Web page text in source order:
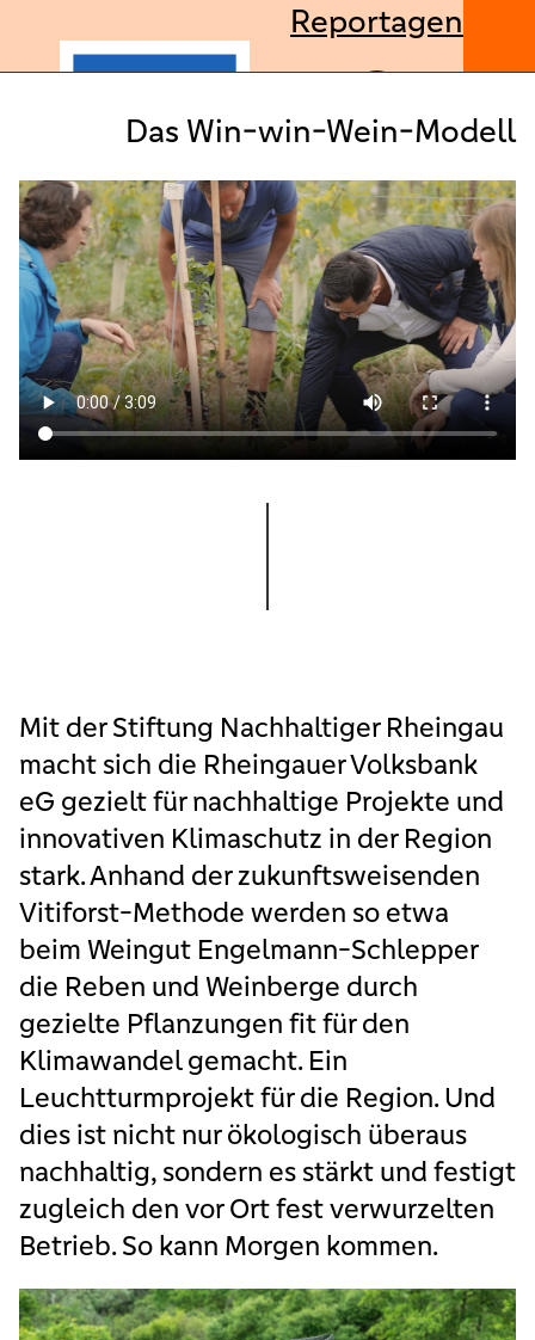
Reportagen
Das Win-win-Wein-Modell
Mit der Stiftung Nachhaltiger Rheingau
macht sich die Rheingauer Volksbank
eG gezielt für nachhaltige Projekte und
innovativen Klimaschutz in der Region
stark. Anhand der zukunftsweisenden
Vitiforst-Methode werden so etwa
beim Weingut Engelmann-Schlepper
die Reben und Weinberge durch
gezielte Pflanzungen fit für den
Klimawandel gemacht. Ein
Leuchtturmprojekt für die Region. Und
dies ist nicht nur ökologisch überaus
nachhaltig, sondern es stärkt und festigt
zugleich den vor Ort fest verwurzelten
Betrieb. So kann Morgen kommen.